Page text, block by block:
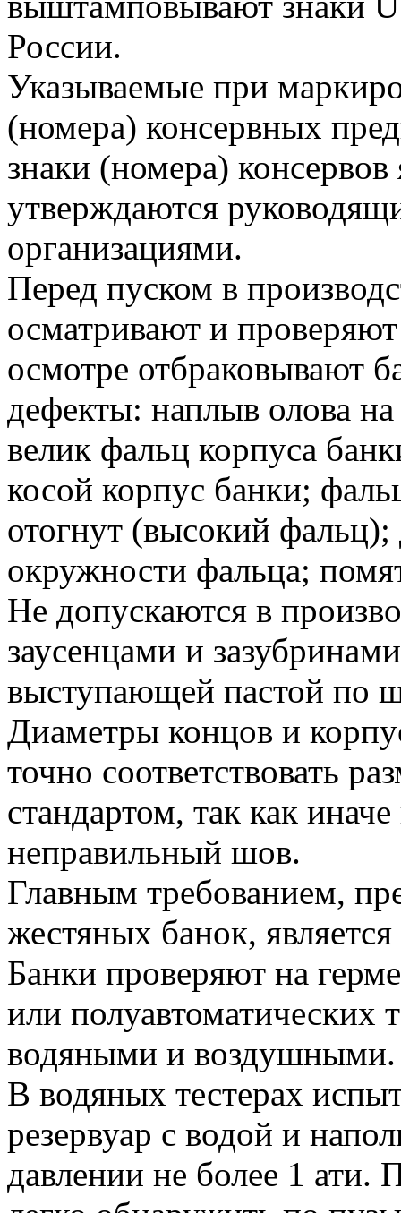
России.
Указываемые при
(номера) консервных
знаки (номера)
утверждаются
организациями.
Перед пуском в
осматривают и
осмотре отбраковывают
дефекты: наплыв олова
велик фальц корпуса
косой корпус банки;
отогнут (высокий
окружности фальца;
Не допускаются в
заусенцами и
выступающей пастой по
Диаметры концов и
точно соответствовать
стандартом, так как
неправильный шов.
Главным требованием,
жестяных банок,
Банки проверяют на
или полуавтоматических
водяными и воздушными.
В водяных тестерах
резервуар с водой и
давлении не более 1 ати.